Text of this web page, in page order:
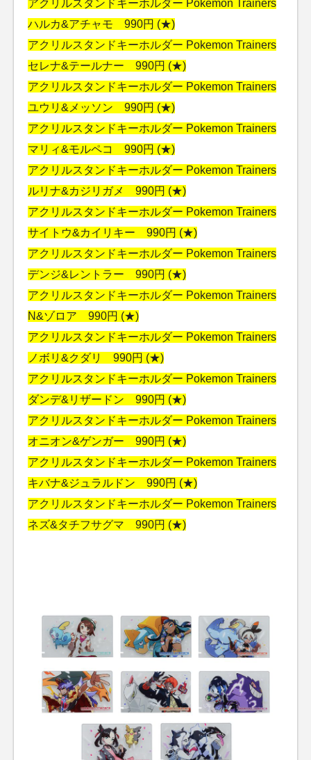
アクリルスタンドキーホルダー Pokemon Trainers
ハルカ&アチャモ 990円 (★)
アクリルスタンドキーホルダー Pokemon Trainers
セレナ&テールナー 990円 (★)
アクリルスタンドキーホルダー Pokemon Trainers
ユウリ&メッソン 990円 (★)
アクリルスタンドキーホルダー Pokemon Trainers
マリィ&モルペコ 990円 (★)
アクリルスタンドキーホルダー Pokemon Trainers
ルリナ&カジリガメ 990円 (★)
アクリルスタンドキーホルダー Pokemon Trainers
サイトウ&カイリキー 990円 (★)
アクリルスタンドキーホルダー Pokemon Trainers
デンジ&レントラー 990円 (★)
アクリルスタンドキーホルダー Pokemon Trainers
N&ゾロア 990円 (★)
アクリルスタンドキーホルダー Pokemon Trainers
ノボリ&クダリ 990円 (★)
アクリルスタンドキーホルダー Pokemon Trainers
ダンデ&リザードン 990円 (★)
アクリルスタンドキーホルダー Pokemon Trainers
オニオン&ゲンガー 990円 (★)
アクリルスタンドキーホルダー Pokemon Trainers
キバナ&ジュラルドン 990円 (★)
アクリルスタンドキーホルダー Pokemon Trainers
ネズ&タチフサグマ 990円 (★)